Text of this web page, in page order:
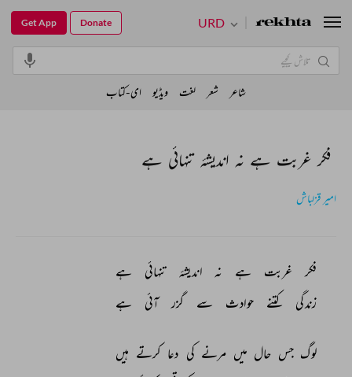
فکر غربت ہے نہ اندیشۂ تنہائی ہے
امیر قزلباش
فکر غربت ہے نہ اندیشۂ تنہائی
ہے
زندگی
کتنے حوادث سے گزر آئی ہے
لوگ جس حال میں مرنے کی دعا کرتے ہیں
URD
Get App Donate
شاعر شعر لغت ویڈیو ای-کتاب